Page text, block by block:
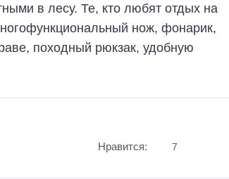
в лесу. Те, кто любят отдых на
нож, фонарик,
походный рюкзак, удобную
Нравится: 7